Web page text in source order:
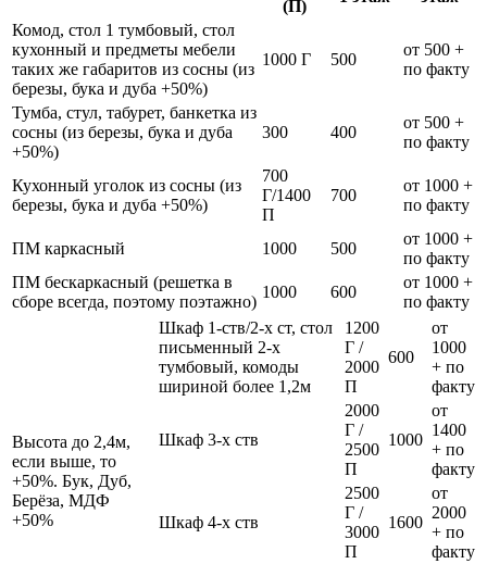
(П)
Комод, стол 1 тумбовый, стол
кухонный и предметы мебели
таких же габаритов из сосны (из
березы, бука и дуба +50%)
1000 Г 500
от 500 +
по факту
Тумба, стул, табурет, банкетка из
сосны (из березы, бука и дуба
+50%)
300 400
от 500 +
по факту
Кухонный уголок из сосны (из
березы, бука и дуба +50%)
700
Г/1400
П
700
от 1000 +
по факту
ПМ каркасный 1000 500
от 1000 +
по факту
ПМ бескаркасный (решетка в
сборе всегда, поэтому поэтажно)
1000 600
от 1000 +
по факту
Высота до 2,4м,
если выше, то
+50%. Бук, Дуб,
Берёза, МДФ
+50%
Шкаф 1-ств/2-х ст, стол
письменный 2-х
тумбовый, комоды
шириной более 1,2м
1200
Г /
2000
П
600
от
1000
+ по
факту
Шкаф 3-х ств
2000
Г /
2500
П
1000
от
1400
+ по
факту
Шкаф 4-х ств
2500
Г /
3000
П
1600
от
2000
+ по
факту